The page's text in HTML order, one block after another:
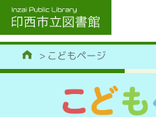
こどもページ